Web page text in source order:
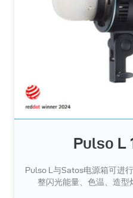
Pulso L
Pulso L与Satos电源箱可进
整闪光能量、色温、造型